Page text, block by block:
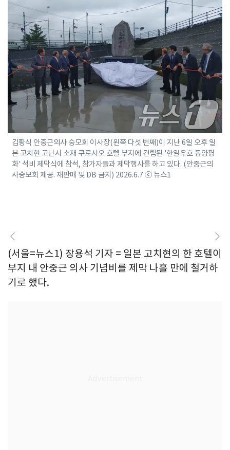
김황식 안중근의사 숭모회 이사장(왼쪽 다섯 번째)이 지난 6일 오후 일
본 고치현 고난시 소재 쿠로시오 호텔 부지에 건립된 '한일우호 동양평
화' 석비 제막식에 참석, 참가자들과 제막행사를 하고 있다. (안중근의
사숭모회 제공. 재판매 및 DB 금지) 2026.6.7 ⓒ 뉴스1
(서울=뉴스1) 장용석 기자 = 일본 고치현의 한 호텔이
부지 내 안중근 의사 기념비를 제막 나흘 만에 철거하
기로 했다.